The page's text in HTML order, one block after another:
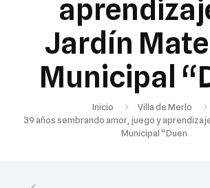
Jardín
Municipal
Inicio
Villa de Merlo
39 años sembrando amor, juego y
Municipal “Duen